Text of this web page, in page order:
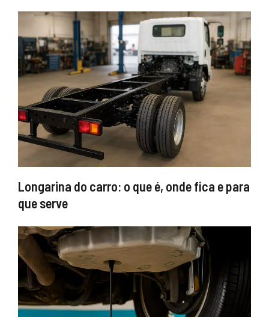
Longarina do carro: o que é, onde fica e para
que serve